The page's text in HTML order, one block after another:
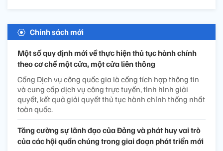
Chính sách mới
Một số quy định mới về thực hiện thủ tục hành chính
theo cơ chế một cửa, một cửa liên thông
Cổng Dịch vụ công quốc gia là cổng tích hợp thông tin
và cung cấp dịch vụ công trực tuyến, tình hình giải
quyết, kết quả giải quyết thủ tục hành chính thống nhất
toàn quốc.
Tăng cường sự lãnh đạo của Đảng và phát huy vai trò
của các hội quần chúng trong giai đoạn phát triển mới